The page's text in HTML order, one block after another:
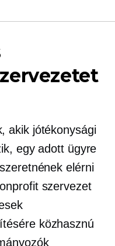
akik jótékonysági
egy adott ügyre
elérni
szervezet
közhasznú